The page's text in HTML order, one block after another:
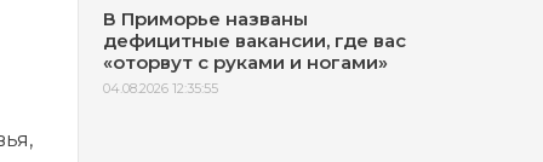
В Приморье названы
дефицитные вакансии, где вас
«оторвут с руками и ногами»
04.08.2026 12:35:55